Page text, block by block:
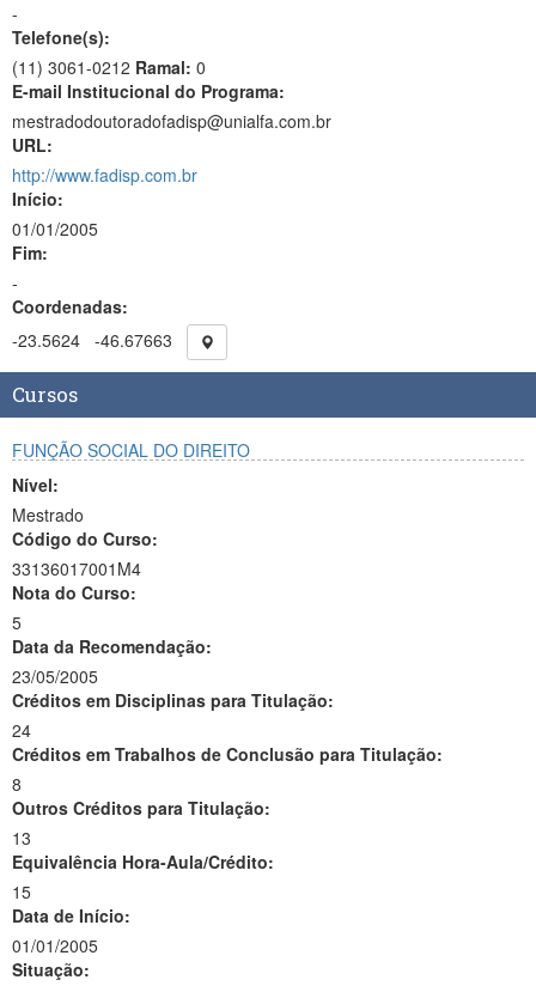
-
Telefone(s):
(11) 3061-0212 Ramal: 0
E-mail Institucional do Programa:
mestradodoutoradofadisp@unialfa.com.br
URL:
http://www.fadisp.com.br
Início:
01/01/2005
Fim:
-
Coordenadas:
-23.5624 -46.67663
Cursos
FUNÇÃO SOCIAL DO DIREITO
Nível:
Mestrado
Código do Curso:
33136017001M4
Nota do Curso:
5
Data da Recomendação:
23/05/2005
Créditos em Disciplinas para Titulação:
24
Créditos em Trabalhos de Conclusão para Titulação:
8
Outros Créditos para Titulação:
13
Equivalência Hora-Aula/Crédito:
15
Data de Início:
01/01/2005
Situação: